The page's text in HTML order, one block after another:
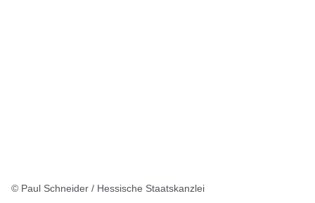
© Paul Schneider / Hessische Staatskanzlei